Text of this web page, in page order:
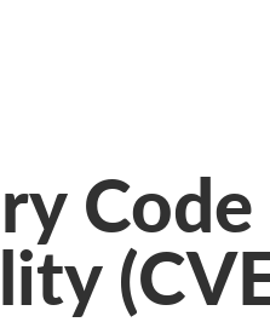
Code